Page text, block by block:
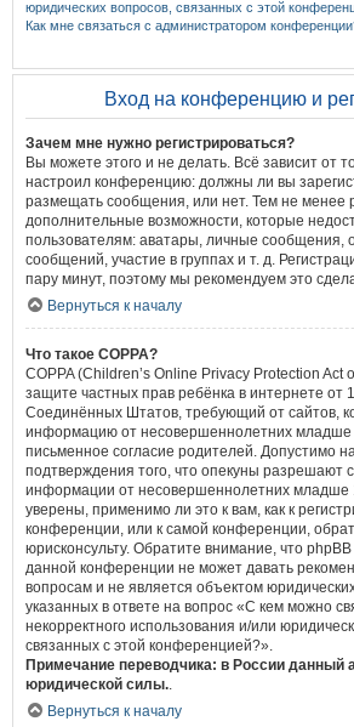
юридических вопросов, связанных с этой
Как мне связаться с администратором
Вход на конференцию и
Зачем мне нужно регистрироваться?
Вы можете этого и не делать. Всё зависит от
настроил конференцию: должны ли вы
размещать сообщения, или нет. Тем не менее
дополнительные возможности, которые
пользователям: аватары, личные сообщения,
сообщений, участие в группах и т. д.
пару минут, поэтому мы рекомендуем это
Вернуться к началу
Что такое COPPA?
COPPA (Children’s Online Privacy Protection Act
защите частных прав ребёнка в интернете от
Соединённых Штатов, требующий от сайтов,
информацию от несовершеннолетних младше
письменное согласие родителей. Допустимо
подтверждения того, что опекуны разрешают
информации от несовершеннолетних младше
уверены, применимо ли это к вам, как к
конференции, или к самой конференции,
юрисконсульту. Обратите внимание, что
данной конференции не может давать
вопросам и не является объектом
указанных в ответе на вопрос «С кем можно
некорректного использования и/или
связанных с этой конференцией?».
Примечание переводчика: в России данный
юридической силы..
Вернуться к началу